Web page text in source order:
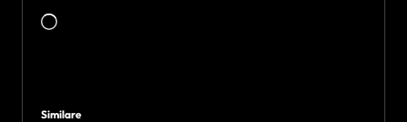
Încarc...
Similare